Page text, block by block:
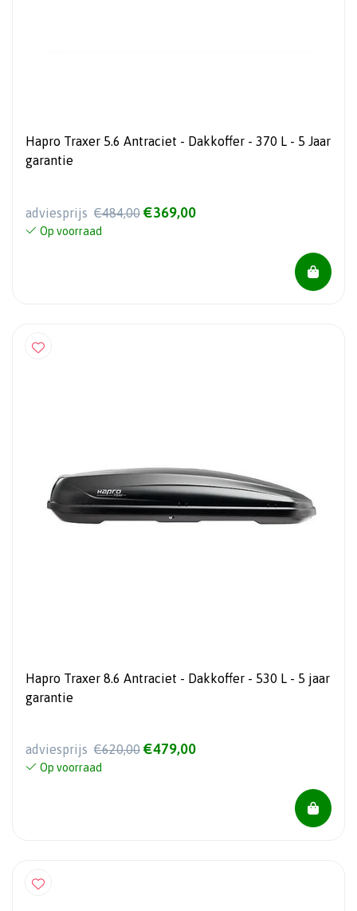
Hapro Traxer 5.6 Antraciet - Dakkoffer - 370 L - 5 Jaar
garantie
adviesprijs €484,00 €369,00
Op voorraad
Hapro Traxer 8.6 Antraciet - Dakkoffer - 530 L - 5 jaar
garantie
adviesprijs €620,00 €479,00
Op voorraad